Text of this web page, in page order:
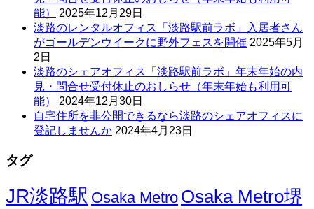
能）
2025年12月29日
淡路のレンタルオフィス「淡路駅前ラボ」入居者さん
がゴールデンウイークに野外フェスを開催 2025年5月
2日
淡路のシェアオフィス「淡路駅前ラボ」年末年始の内
見・問合せ受付休止のおしらせ（年末年始も利用可
能）
2024年12月30日
自宅住所を非公開できるなら淡路のシェアオフィスに
登記しませんか 2024年4月23日
タグ
JR淡路駅 Osaka Metro Osaka Metro堺